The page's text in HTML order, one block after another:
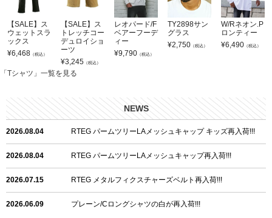
【SALE】ス
ウェットスラ
ックス
¥6,468 （税込）
【SALE】ス
トレッチコー
デュロイショ
ーツ
¥3,245 （税込）
レオパード/F
ベアーフーデ
ィー
¥9,790 （税込）
TY2898サン
グラス
¥2,750 （税込）
W/Rネオン.P
ロンティー
¥6,490 （税込）
「Tシャツ」一覧を見る
NEWS
2026.08.04 RTEG パームツリーLAメッシュキャップ キッズ再入荷!!!
2026.08.04 RTEG パームツリーLAメッシュキャップ再入荷!!!
2026.07.15 RTEG メタルフィクスチャーズベルト再入荷!!!
2026.06.09 プレーン/Cロングシャツの白が再入荷!!!